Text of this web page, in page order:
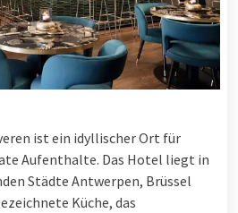
ist ein idyllischer Ort für
Aufenthalte. Das Hotel liegt in
Städte Antwerpen, Brüssel
Küche, das